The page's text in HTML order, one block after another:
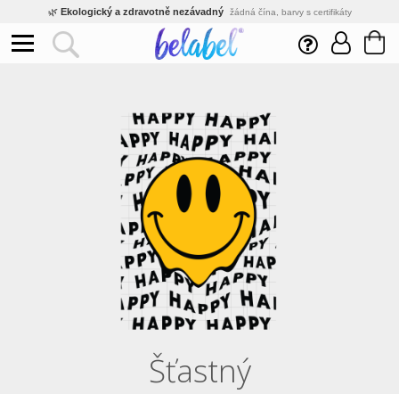
🌿 Ekologický a zdravotně nezávadný žádná čína, barvy s certifikáty
Inovativní výroba vlastní vývoj, nejnovější technologie
Rychlé dodání expedujeme do 24h
Český eshop s tradicí od roku 2010 tisíce spokojených zákazníků
Šťastný